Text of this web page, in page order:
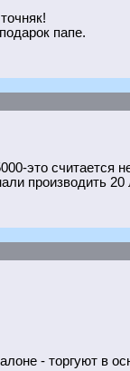
папе.
это считается
производить 20
- торгуют в